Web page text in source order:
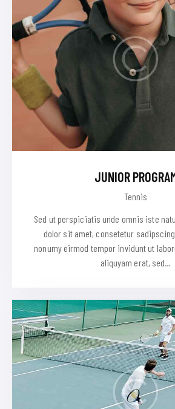
JUNIOR
Tennis
Sed ut perspiciatis unde omnis iste
dolor sit amet, consetetur
nonumy eirmod tempor invidunt ut
aliquyam erat, sed…